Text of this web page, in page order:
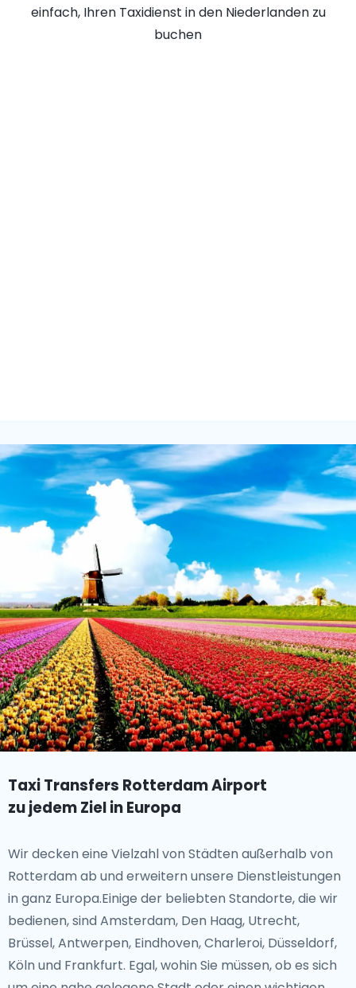
einfach, Ihren Taxidienst in den Niederlanden zu
buchen
Taxi Transfers Rotterdam Airport
zu jedem Ziel in Europa
Wir decken eine Vielzahl von Städten außerhalb von
Rotterdam ab und erweitern unsere Dienstleistungen
in ganz Europa.Einige der beliebten Standorte, die wir
bedienen, sind Amsterdam, Den Haag, Utrecht,
Brüssel, Antwerpen, Eindhoven, Charleroi, Düsseldorf,
Köln und Frankfurt. Egal, wohin Sie müssen, ob es sich